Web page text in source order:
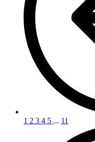
1 2 3 4 5 ... 11